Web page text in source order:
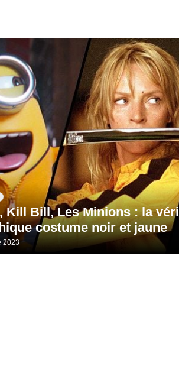
Kill Bill, Les Minions : la
costume noir et jaune
2023